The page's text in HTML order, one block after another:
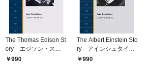
The Thomas Edison St
ory エジソン・スト
ーリー
990
The Albert Einstein Sto
ry アインシュタイ
ン・ストーリー
990